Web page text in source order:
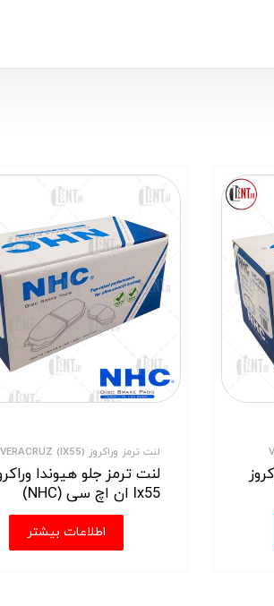
لنت ترمز وراکروز VERACRUZ (IX55)
لنت ترمز جلو هیوندا
Ix55 ان اچ سی (NHC)
اطلاعات بیشتر